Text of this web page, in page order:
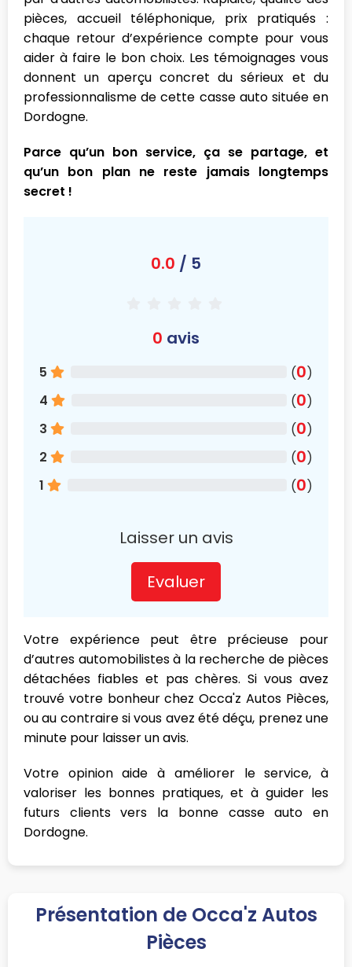
pièces, accueil téléphonique, prix pratiqués :
chaque retour d’expérience compte pour vous
aider à faire le bon choix. Les témoignages vous
donnent un aperçu concret du sérieux et du
professionnalisme de cette casse auto située en
Dordogne.
Parce qu’un bon service, ça se partage, et
qu’un bon plan ne reste jamais longtemps
secret !
0.0 / 5
0 avis
5 (0)
4
(0)
3
(0)
2
(0)
1
(0)
Laisser un avis
Evaluer
Votre expérience peut être précieuse pour
d’autres automobilistes à la recherche de pièces
détachées fiables et pas chères. Si vous avez
trouvé votre bonheur chez Occa'z Autos Pièces,
ou au contraire si vous avez été déçu, prenez une
minute pour laisser un avis.
Votre opinion aide à améliorer le service, à
valoriser les bonnes pratiques, et à guider les
futurs clients vers la bonne casse auto en
Dordogne.
Présentation de Occa'z Autos
Pièces